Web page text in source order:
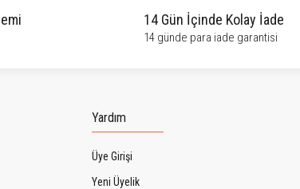
14 Gün İçinde Kolay İade
14 günde para iade garantisi
Yardım
Üye Girişi
Yeni Üyelik